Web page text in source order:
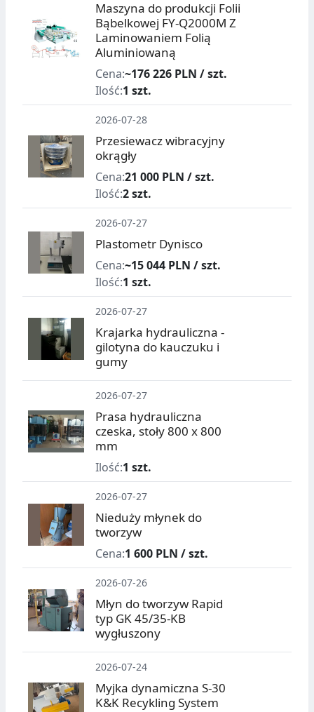
Maszyna do produkcji Folii
Bąbelkowej FY-Q2000M Z
Laminowaniem Folią
Aluminiowaną
Cena:~176 226 PLN / szt.
Ilość:1 szt.
2026-07-28
Przesiewacz wibracyjny
okrągły
Cena:21 000 PLN / szt.
Ilość:2 szt.
2026-07-27
Plastometr Dynisco
Cena:~15 044 PLN / szt.
Ilość:1 szt.
2026-07-27
Krajarka hydrauliczna -
gilotyna do kauczuku i
gumy
2026-07-27
Prasa hydrauliczna
czeska, stoły 800 x 800
mm
Ilość:1 szt.
2026-07-27
Nieduży młynek do
tworzyw
Cena:1 600 PLN / szt.
2026-07-26
Młyn do tworzyw Rapid
typ GK 45/35-KB
wygłuszony
2026-07-24
Myjka dynamiczna S-30
K&K Recykling System